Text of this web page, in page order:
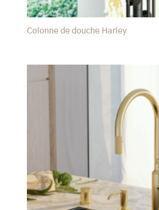
Colonne de douche Harley